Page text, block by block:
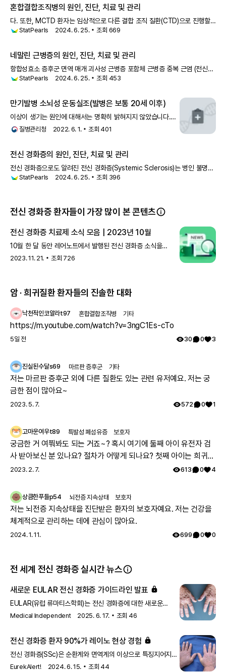
혼합결합조직병의 원인, 진단, 치료 및 관리
다. 또한, MCTD 환자는 임상적으로 다른 결합 조직 질환(CTD)으로 진행할
수 있습니다. 예를 들어, 전신 경화증(SSc), 류마티스 관절염(RA), 쇼그렌
StatPearls 2024. 6. 25. 조회 669
네말린 근병증의 원인, 진단, 치료 및 관리
항합성효소 증후군 면역 매개 괴사성 근병증 포함체 근병증 중복 근염 (전신
홍반성 루푸스, 쇼그렌 증후군, 전신 경화증, 류마티스 관절염과 같은 다른
StatPearls 2024. 6. 25. 조회 453
만기발병 소뇌성 운동실조(발병은 보통 20세 이후)
이상이 생기는 원인에 대해서는 명확히 밝혀지지 않았습니다.
만기발병 소뇌성 운동실조 중 일부는 추후 다발성 전신 경화증
질병관리청 2022. 6. 1. 조회 401
전신 경화증의 원인, 진단, 치료 및 관리
전신 경화증으로도 알려진 전신 경화증(Systemic Sclerosis)는 병인 불명인
드문 결합 조직 질환입니다. 전
StatPearls 2024. 6. 25. 조회 396
전신 경화증 환자들이 가장 많이 본 콘텐츠
전신 경화증 치료제 소식 모음 | 2023년 10월
10월 한 달 동안 레어노트에서 발행된 전신 경화증 소식을
정리해 보았어요. 카발레타 바이오의 CABA-201, FDA 임상
2023. 11. 21. 조회 726
암 · 희귀질환 환자들의 진솔한 대화
낙천적인코알라t97 혼합결합조직병 기타
https://m.youtube.com/watch?v=3ngC1Es-cTo
5일 전 30 0 3
진실된수달s69 마르판 증후군 기타
저는 마르판 증후군 외에 다른 질환도 있는 관련 유저예요. 저는 궁
금한 점이 많아요~
2023. 5. 7. 572 0 1
고마운여우t89 특발성 폐섬유증 보호자
궁금한 거 여쭤봐도 되는 거죠~? 혹시 여기에 둘째 아이 유전자 검
사 받아보신 분 있나요? 절차가 어떻게 되나요? 첫째 아이는 희귀질
환 진단받았고, 당시에 애기 아빠랑 저랑 유전자 검사했는데 돌연변
걱정스러워서리.. 다들 몇주차에 무슨 검사하셨나요? 도움 좀 주심
감사하겠습니다.
2023. 2. 7. 613 0 4
상큼한푸들p54 뇌전증 지속상태 보호자
저는 뇌전증 지속상태을 진단받은 환자의 보호자예요. 저는 건강을
체계적으로 관리하는 데에 관심이 많아요.
2024. 1. 11. 699 0 0
전 세계 전신 경화증 실시간 뉴스
새로운 EULAR 전신 경화증 가이드라인 발표
EULAR(유럽 류마티스학회)는 전신 경화증에 대한 새로운
가이드라인을 발표했습니다. 이 가이드라인은 질병 관리와
Medical Independent 2025. 6. 17. 조회 46
전신 경화증 환자 90%가 레이노 현상 경험
전신 경화증(SSc)은 순환계와 면역계의 이상으로 특징지어지는
자가면역 질환입니다. SSc 환자의 90%가 작은 혈관의
EurekAlert! 2024. 6. 15. 조회 44